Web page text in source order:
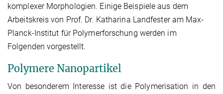
komplexer Morphologien. Einige Beispiele aus dem
Arbeitskreis von Prof. Dr. Katharina Landfester am Max-
Planck-Institut für Polymerforschung werden im
Folgenden vorgestellt.
Polymere Nanopartikel
Von besonderem Interesse ist die Polymerisation in den